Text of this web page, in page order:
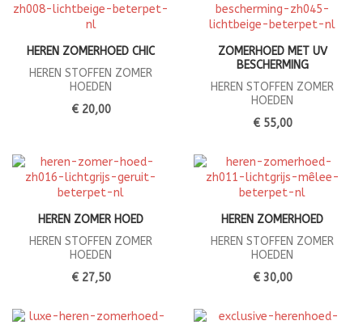
HEREN ZOMERHOED CHIC
HEREN STOFFEN ZOMER
HOEDEN
€ 20,00
ZOMERHOED MET UV
BESCHERMING
HEREN STOFFEN ZOMER
HOEDEN
€ 55,00
HEREN ZOMER HOED
HEREN STOFFEN ZOMER
HOEDEN
€ 27,50
HEREN ZOMERHOED
HEREN STOFFEN ZOMER
HOEDEN
€ 30,00